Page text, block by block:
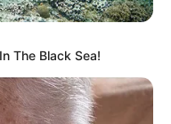
The Black Sea!